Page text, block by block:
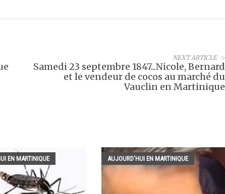
NEXT ARTICLE
Samedi 23 septembre 1847...Nicole, Bernard
et le vendeur de cocos au marché du
Vauclin en Martinique
EN MARTINIQUE AUJOURD'HUI EN MARTINIQUE